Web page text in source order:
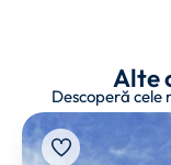
Alte
Descoperă